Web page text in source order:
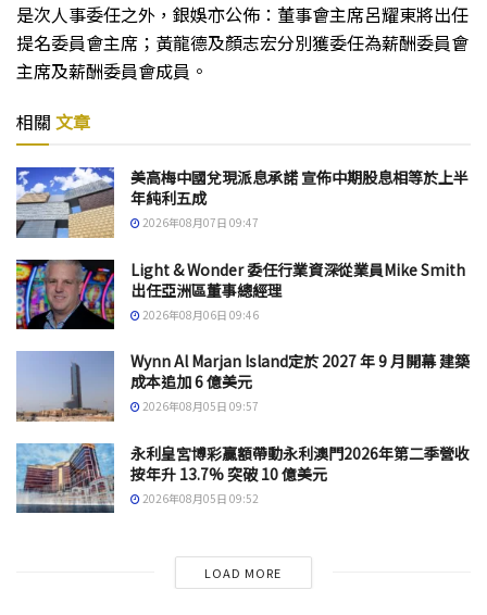
是次人事委任之外，銀娛亦公佈：董事會主席呂耀東將出任
提名委員會主席；黃龍德及顏志宏分別獲委任為薪酬委員會
主席及薪酬委員會成員。
相關 文章
美高梅中國兌現派息承諾 宣佈中期股息相等於上半
年純利五成
2026年08月07日 09:47
Light & Wonder 委任行業資深從業員Mike Smith
出任亞洲區董事總經理
2026年08月06日 09:46
Wynn Al Marjan Island定於 2027 年 9 月開幕 建築
成本追加 6 億美元
2026年08月05日 09:57
永利皇宮博彩贏額帶動永利澳門2026年第二季營收
按年升 13.7% 突破 10 億美元
2026年08月05日 09:52
LOAD MORE